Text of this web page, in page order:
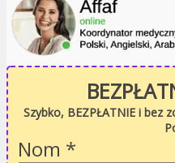
Szybko, BEZPŁATNIE i bez
Nom *